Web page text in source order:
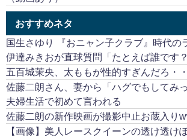
おすすめネタ
国生さゆり 『おニャン子クラブ』時代の
伊達みきおが直球質問「たとえば誰です？
五百城茉央、太ももが性的すぎんだろ・・
佐藤二朗さん、妻から「ハグでもしてみ
夫婦生活で初めて言われる
佐藤二朗の新作映画が撮影中止お蔵入り
【画像】美人レースクイーンの透け透け